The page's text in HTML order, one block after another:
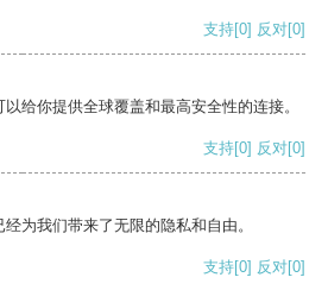
支持[0] 反对[0]
给你提供全球覆盖和最高安全性的连接。
支持[0] 反对[0]
为我们带来了无限的隐私和自由。
支持[0] 反对[0]